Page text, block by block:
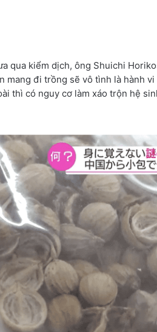
qua kiểm dịch, ông Shuichi
mang đi trồng sẽ vô tình là hành
thì có nguy cơ làm xáo trộn hệ